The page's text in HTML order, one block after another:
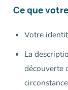
Ce que
Votre
La
découverte